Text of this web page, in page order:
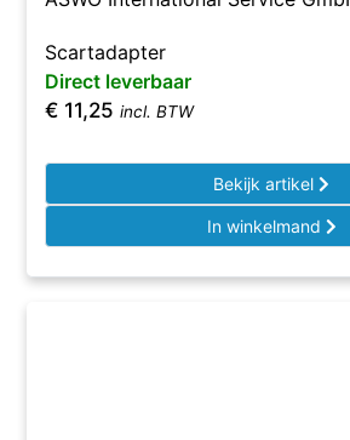
Scartadapter
Direct leverbaar
€ 11,25 incl. BTW
Bekijk artikel
In winkelmand